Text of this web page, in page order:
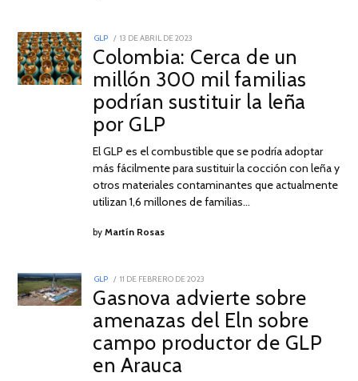
GLP
POSTED
ON
13 DE ABRIL DE 2023
DE
AGOSTO
DE
2023
Colombia: Cerca de un
millón 300 mil familias
podrían sustituir la leña
por GLP
El GLP es el combustible que se podría adoptar
más fácilmente para sustituir la cocción con leña y
otros materiales contaminantes que actualmente
utilizan 1,6 millones de familias…
byMartín Rosas
GLP
POSTED
11 DE FEBRERO DE 2023
DE
FEBRERO
DE
2023
Gasnova advierte sobre
amenazas del Eln sobre
campo productor de GLP
en Arauca